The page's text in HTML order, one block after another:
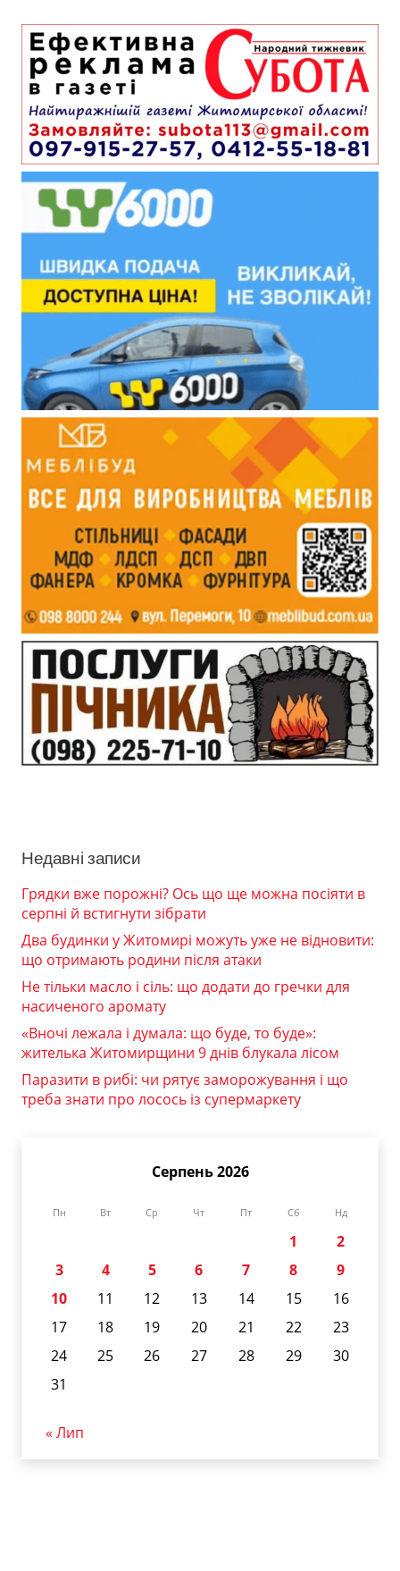
Недавні записи
Грядки вже порожні? Ось що ще можна посіяти в
серпні й встигнути зібрати
Два будинки у Житомирі можуть уже не відновити:
що отримають родини після атаки
Не тільки масло і сіль: що додати до гречки для
насиченого аромату
«Вночі лежала і думала: що буде, то буде»:
жителька Житомирщини 9 днів блукала лісом
Паразити в рибі: чи рятує заморожування і що
треба знати про лосось із супермаркету
Серпень 2026
Пн Вт Ср Чт Пт Сб Нд
1
2
3
4 5 6 7 8
9
10
11 12 13 14 15
16
17
18 19 20 21 22
23
24
25 26 27 28 29
30
31
« Лип